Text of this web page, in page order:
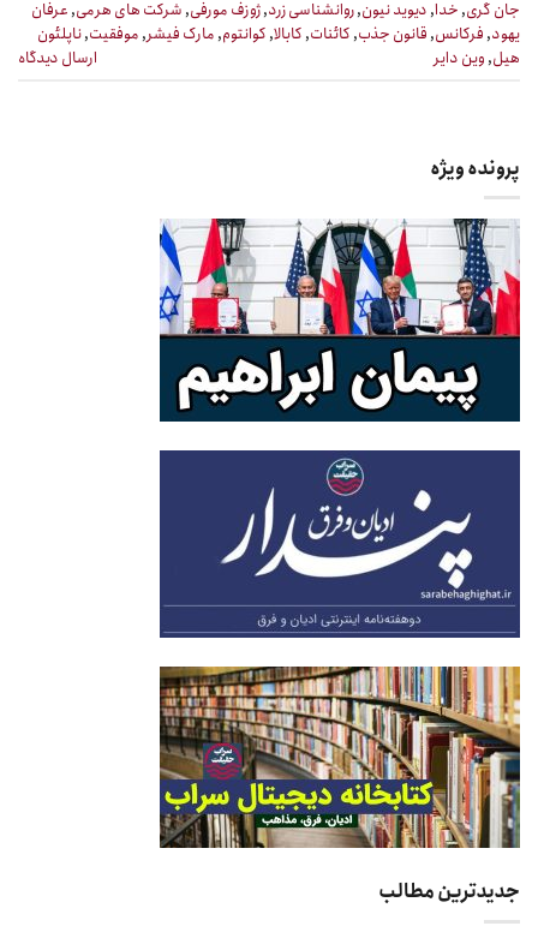
جان گری,خدا,دیوید نیون,روانشناسی زرد,ژوزف مورفی,شرکت های هرمی,عرفان
یهود,فرکانس,قانون جذب,کائنات,کابالا,کوانتوم,مارک فیشر,موفقیت,ناپلئون
هیل,وین دایر ارسال دیدگاه
پرونده ویژه
جدیدترین مطالب